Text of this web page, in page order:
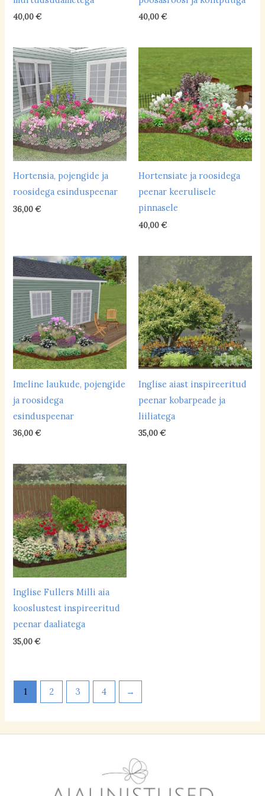
neutraalne(40)
Hooldusvajadus
keskmine(19)
suur(2)
vähene(20)
Põhivärvid
valge/hõbedane peenar(1)
40,00€ 40,00€
Hortensia, pojengide ja
roosidega esinduspeenar
36,00€
Hortensiate ja roosidega
peenar keerulisele
pinnasele
40,00€
Imeline laukude, pojengide
ja roosidega
esinduspeenar
36,00€
Inglise aiast inspireeritud
peenar kobarpeade ja
liiliatega
35,00€
Inglise Fullers Milli aia
kooslustest inspireeritud
peenar daaliatega
35,00€
1 2 3 4 →